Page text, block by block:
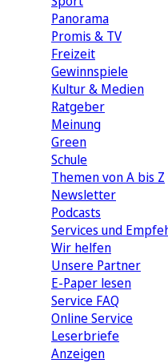
Panorama
Promis & TV
Freizeit
Gewinnspiele
Kultur & Medien
Ratgeber
Meinung
Green
Schule
Themen von A bis Z
Newsletter
Podcasts
Services und
Wir helfen
Unsere Partner
E-Paper lesen
Service FAQ
Online Service
Leserbriefe
Anzeigen